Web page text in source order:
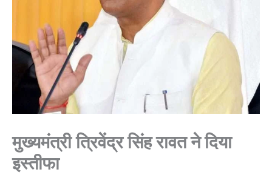
मुख्यमंत्री त्रिवेंद्र सिंह रावत ने दिया
इस्तीफा